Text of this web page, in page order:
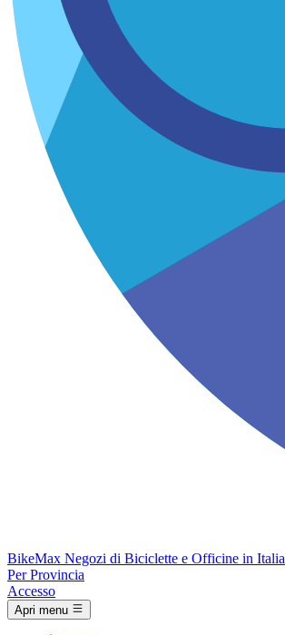
BikeMax Negozi di Biciclette e Officine in Italia
Per Provincia
Accesso
Apri menu